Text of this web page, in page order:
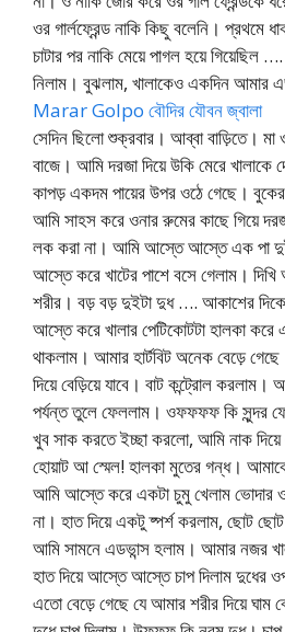
ওর গার্লফ্রেন্ড নাকি কিছু বলেনি। প্রথমে
চাটার পর নাকি মেয়ে পাগল হয়ে গিয়েছিল
নিলাম। বুঝলাম, খালাকেও একদিন আমার
Marar Golpo বৌদির যৌবন জ্বালা
সেদিন ছিলো শুক্রবার। আব্বা বাড়িতে। মা
বাজে। আমি দরজা দিয়ে উকি মেরে খালাকে
কাপড় একদম পায়ের উপর ওঠে গেছে।
আমি সাহস করে ওনার রুমের কাছে গিয়ে
লক করা না। আমি আস্তে আস্তে এক পা দুই
আস্তে করে খাটের পাশে বসে গেলাম।
শরীর। বড় বড় দুইটা দুধ …. আকাশের
আস্তে করে খালার পেটিকোটটা হালকা
থাকলাম। আমার হার্টবিট অনেক বেড়ে
দিয়ে বেড়িয়ে যাবে। বাট কন্ট্রোল
পর্যন্ত তুলে ফেললাম। ওফফফফ কি সুন্দর
খুব সাক করতে ইচ্ছা করলো, আমি নাক
হোয়াট আ স্মেল! হালকা মুতের গন্ধ।
আমি আস্তে করে একটা চুমু খেলাম ভোদার
না। হাত দিয়ে একটু ষ্পর্শ করলাম, ছোট
আমি সামনে এডভান্স হলাম। আমার নজর
হাত দিয়ে আস্তে আস্তে চাপ দিলাম দুধের
এতো বেড়ে গেছে যে আমার শরীর দিয়ে ঘাম